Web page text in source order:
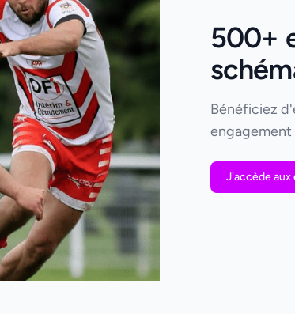
500+
Bénéficiez
engagement
J'accède aux